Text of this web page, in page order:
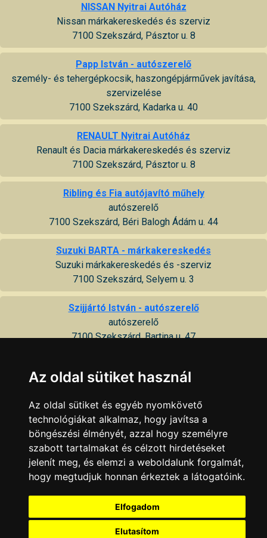
NISSAN Nyitrai Autóház
Nissan márkakereskedés és szerviz
7100 Szekszárd, Pásztor u. 8
Papp István - autószerelő
személy- és tehergépkocsik, haszongépjárművek javítása,
szervizelése
7100 Szekszárd, Kadarka u. 40
RENAULT Nyitrai Autóház
Renault és Dacia márkakereskedés és szerviz
7100 Szekszárd, Pásztor u. 8
Ribling és Fia autójavító műhely
autószerelő
7100 Szekszárd, Béri Balogh Ádám u. 44
Suzuki BARTA - márkakereskedés
Suzuki márkakereskedés és -szerviz
7100 Szekszárd, Selyem u. 3
Szijjártó István - autószerelő
autószerelő
7100 Szekszárd, Bartina u. 47
műszaki vizsgáztatás, zöldkártya készítés, eredetvizsgálat
VW AUDI Javító műhely - Autojet Kft.
7100 Szekszárd, Vitéz u. 5
West autószerviz, autósbolt
autószerviz, autósbolt
7100 Szekszárd, Szent István tér 15
KAPCSOLAT|HIRDETÉS
Az oldal sütiket használ
Az oldal sütiket és egyéb nyomkövető
technológiákat alkalmaz, hogy javítsa a
böngészési élményét, azzal hogy személyre
szabott tartalmakat és célzott hirdetéseket
jelenít meg, és elemzi a weboldalunk forgalmát,
hogy megtudjuk honnan érkeztek a látogatóink.
Elfogadom
Elutasítom